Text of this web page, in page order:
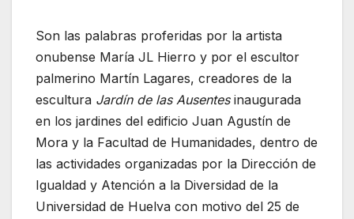
Son las palabras proferidas por la artista
onubense María JL Hierro y por el escultor
palmerino Martín Lagares, creadores de la
escultura Jardín de las Ausentesinaugurada
en los jardines del edificio Juan Agustín de
Mora y la Facultad de Humanidades, dentro de
las actividades organizadas por la Dirección de
Igualdad y Atención a la Diversidad de la
Universidad de Huelva con motivo del 25 de